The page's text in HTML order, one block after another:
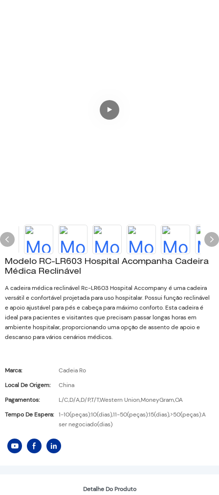
Modelo RC-LR603 Hospital Acompanha Cadeira
Médica Reclinável
A cadeira médica reclinável Rc-LR603 Hospital Accompany é uma cadeira
versátil e confortável projetada para uso hospitalar. Possui função reclinável
e apoio ajustável para pés e cabeça para máximo conforto. Esta cadeira é
ideal para pacientes e visitantes que precisam passar longas horas em
ambiente hospitalar, proporcionando uma opção de assento de apoio e
descanso para vários cenários médicos.
Marca:
Cadeia Ro
Local De Origem:
China
Pagamentos:
L/C,D/A,D/P,T/T,Western Union,MoneyGram,OA
Tempo De Espera:
1-10(peças):10(dias),11-50(peças):15(dias),>50(peças):A
ser negociado(dias)
Detalhe Do Produto